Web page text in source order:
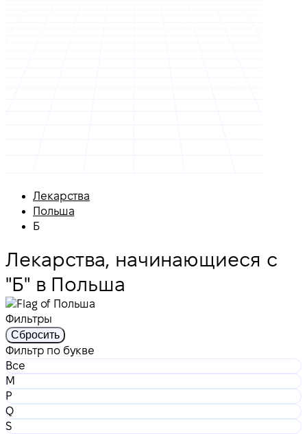
Лекарства
Польша
Б
Лекарства, начинающиеся с
"Б" в Польша
Фильтры
Сбросить
Фильтр по букве
Все
M
P
Q
S